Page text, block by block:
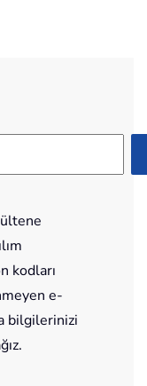
kodları
e-
bilgilerinizi